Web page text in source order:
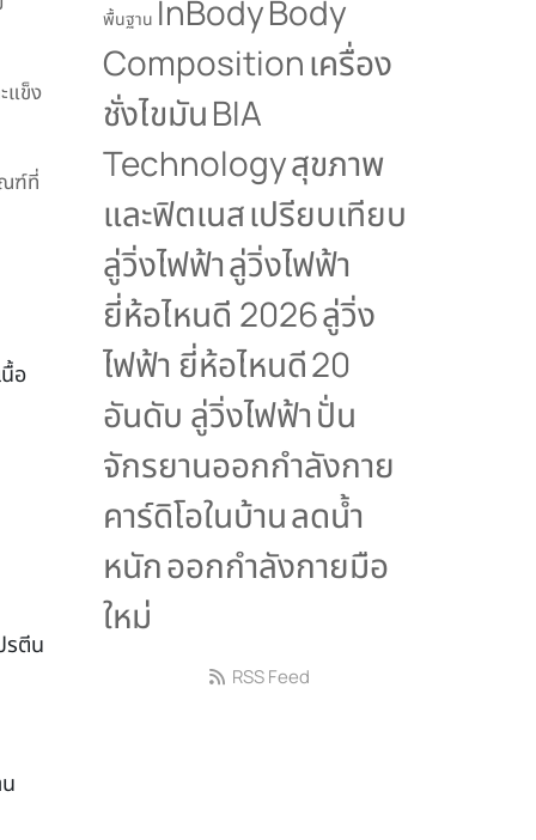
แข็ง
ณฑ์ที่
อ
รตีน
พื้นฐาน InBodyBody
Compositionเครื่อง
ชั่งไขมันBIA
Technologyสุขภาพ
และฟิตเนสเปรียบเทียบ
ลู่วิ่งไฟฟ้าลู่วิ่งไฟฟ้า
ยี่ห้อไหนดี 2026ลู่วิ่ง
ไฟฟ้า ยี่ห้อไหนดี20
อันดับ ลู่วิ่งไฟฟ้าปั่น
จักรยานออกกำลังกาย
คาร์ดิโอในบ้านลดน้ำ
หนักออกกำลังกายมือ
ใหม่
RSS Feed